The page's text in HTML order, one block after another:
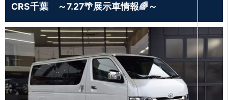
CRS千葉 ～7.27🌴展示車情報🌈～